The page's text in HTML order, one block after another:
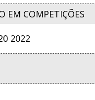
EM COMPETIÇÕES
2022